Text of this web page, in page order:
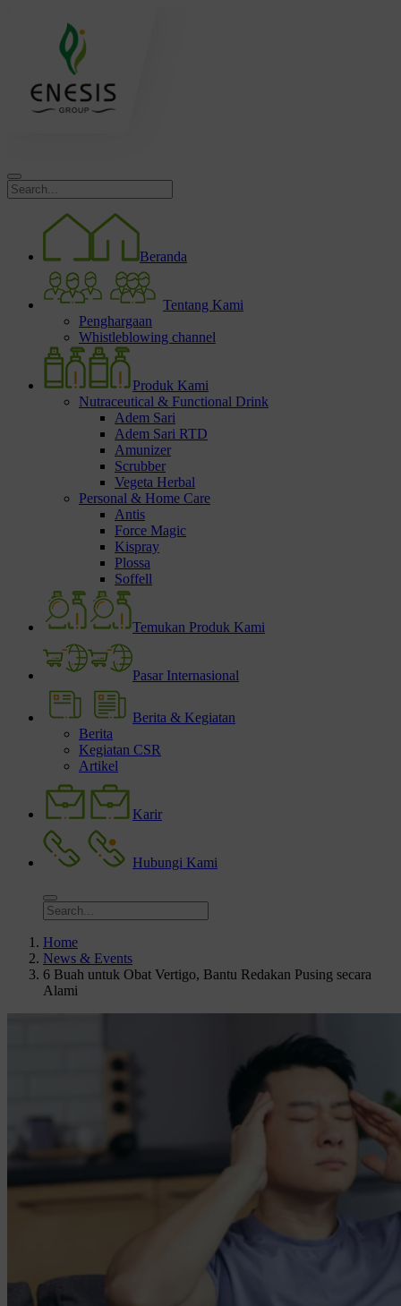
Beranda
Tentang Kami
Penghargaan
Whistleblowing channel
Produk Kami
Nutraceutical & Functional Drink
Adem Sari
Adem Sari RTD
Amunizer
Scrubber
Vegeta Herbal
Personal & Home Care
Antis
Force Magic
Kispray
Plossa
Soffell
Temukan Produk Kami
Pasar Internasional
Berita & Kegiatan
Berita
Kegiatan CSR
Artikel
Karir
Hubungi Kami
Home
News & Events
6 Buah untuk Obat Vertigo, Bantu Redakan Pusing secara
Alami